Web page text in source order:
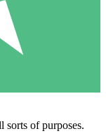
sorts of purposes.